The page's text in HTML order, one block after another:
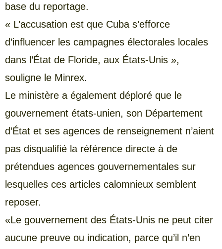
base du reportage.
« L’accusation est que Cuba s’efforce
d’influencer les campagnes électorales locales
dans l’État de Floride, aux États-Unis »,
souligne le Minrex.
Le ministère a également déploré que le
gouvernement états-unien, son Département
d’État et ses agences de renseignement n’aient
pas disqualifié la référence directe à de
prétendues agences gouvernementales sur
lesquelles ces articles calomnieux semblent
reposer.
«Le gouvernement des États-Unis ne peut citer
aucune preuve ou indication, parce qu’il n’en